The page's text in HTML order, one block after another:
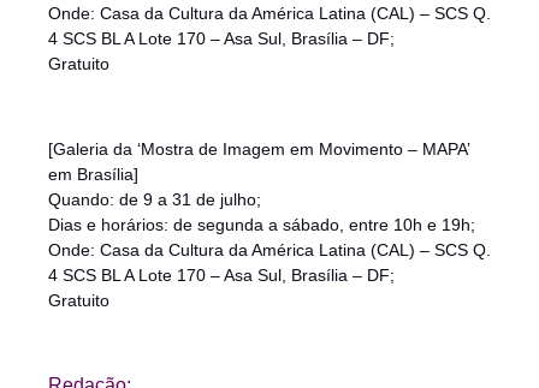
Onde: Casa da Cultura da América Latina (CAL) – SCS Q.
4 SCS BL A Lote 170 – Asa Sul, Brasília – DF;
Gratuito
[Galeria da ‘Mostra de Imagem em Movimento – MAPA’
em Brasília]
Quando: de 9 a 31 de julho;
Dias e horários: de segunda a sábado, entre 10h e 19h;
Onde: Casa da Cultura da América Latina (CAL) – SCS Q.
4 SCS BL A Lote 170 – Asa Sul, Brasília – DF;
Gratuito